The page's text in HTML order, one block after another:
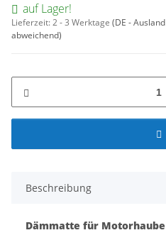
auf Lager!
Lieferzeit:2 - 3 Werktage (DE - Ausland
abweichend)
Beschreibung
Dämmatte für Motorhaube